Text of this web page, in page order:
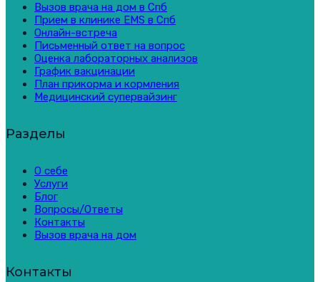
Вызов врача на дом в Спб
Прием в клинике EMS в Спб
Онлайн-встреча
Письменный ответ на вопрос
Оценка лабораторных анализов
График вакцинации
План прикорма и кормления
Медицинский супервайзинг
Разделы
О себе
Услуги
Блог
Вопросы/Ответы
Контакты
Вызов врача на дом
Контакты